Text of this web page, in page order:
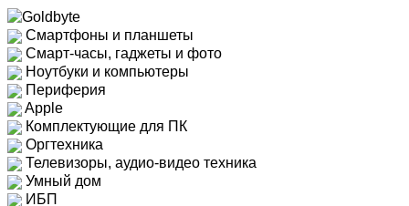
Смартфоны и планшеты
Смарт-часы, гаджеты и фото
Ноутбуки и компьютеры
Периферия
Apple
Комплектующие для ПК
Оргтехника
Телевизоры, аудио-видео техника
Умный дом
ИБП